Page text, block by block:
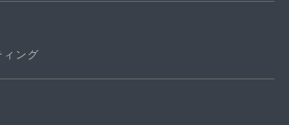
ィング